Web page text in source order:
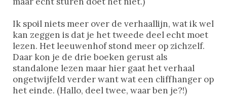
Ik spoil niets meer over de verhaallijn, wat ik wel
kan zeggen is dat je het tweede deel echt moet
lezen. Het leeuwenhof stond meer op zichzelf.
Daar kon je de drie boeken gerust als
standalone lezen maar hier gaat het verhaal
ongetwijfeld verder want wat een cliffhanger op
het einde. (Hallo, deel twee, waar ben je?!)